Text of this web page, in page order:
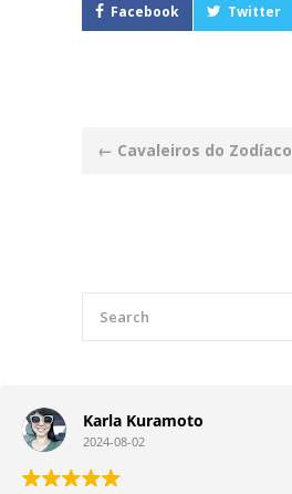
Facebook Twitter
Post
← Cavaleiros do Zodíaco
Karla Kuramoto
2024-08-02